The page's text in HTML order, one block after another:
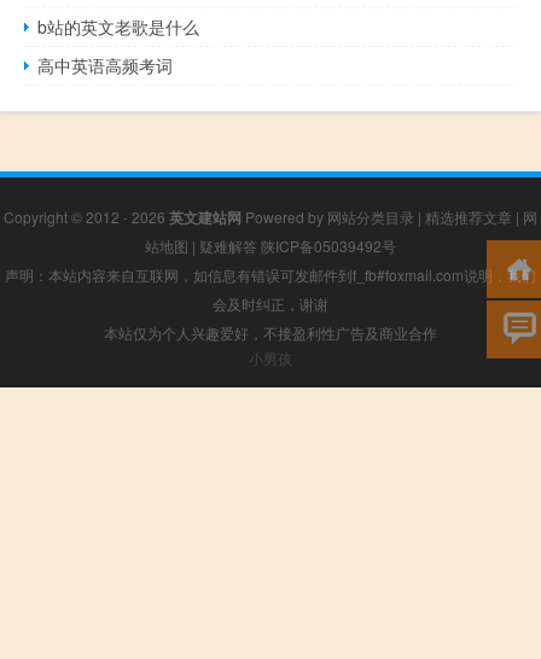
b站的英文老歌是什么
高中英语高频考词
Copyright © 2012 - 2026 英文建站网 Powered by 网站分类目录 | 精选推荐文章 | 网
站地图 | 疑难解答 陕ICP备05039492号
声明：本站内容来自互联网，如信息有错误可发邮件到f_fb#foxmail.com说明，我们
会及时纠正，谢谢
本站仅为个人兴趣爱好，不接盈利性广告及商业合作
小男孩